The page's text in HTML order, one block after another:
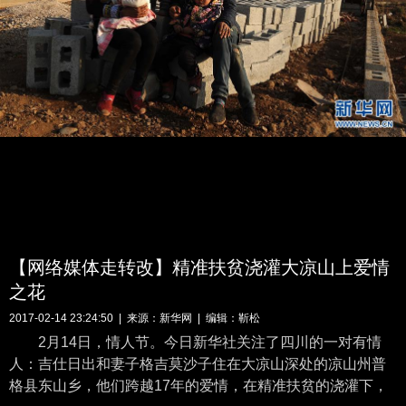
【网络媒体走转改】精准扶贫浇灌大凉山上爱情
之花
2017-02-14 23:24:50 | 来源： 新华网 | 编辑：靳松
2月14日，情人节。今日新华社关注了四川的一对有情
人：吉仕日出和妻子格吉莫沙子住在大凉山深处的凉山州普
格县东山乡，他们跨越17年的爱情，在精准扶贫的浇灌下，